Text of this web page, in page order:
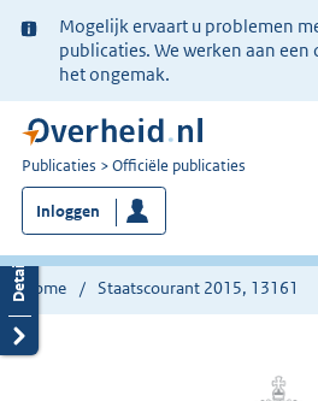
Ter
informatie:
Mogelijk ervaart u problemen
publicaties. We werken aan een
het ongemak.
U
bent
nu
hier:
Publicaties Officiële publicaties
Inloggen
Home Staatscourant 2015, 13161